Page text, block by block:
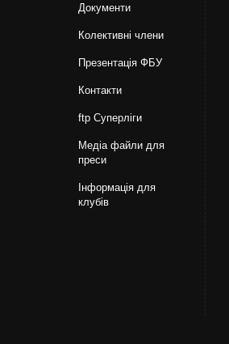
Документи
Колективні члени
Презентація ФБУ
Контакти
ftp Суперліги
Медіа файли для
преси
Інформація для
клубів